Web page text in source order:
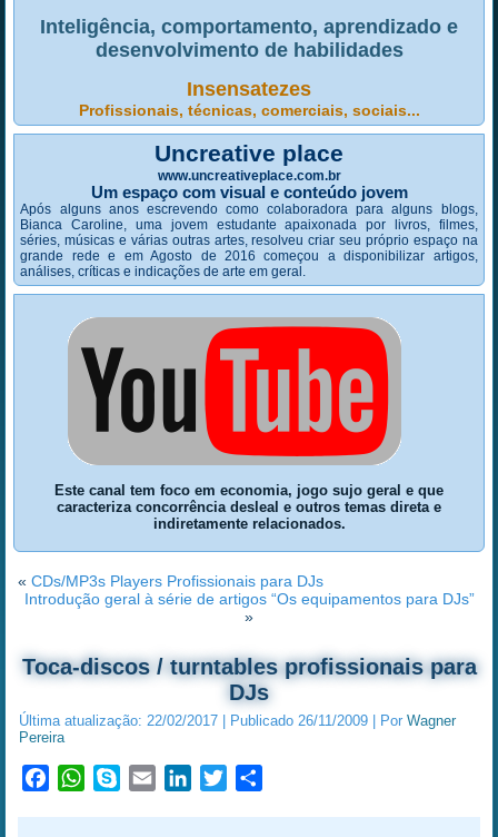
Inteligência, comportamento, aprendizado e
desenvolvimento de habilidades
Insensatezes
Profissionais, técnicas, comerciais, sociais...
Uncreative place
www.uncreativeplace.com.br
Um espaço com visual e conteúdo jovem
Após alguns anos escrevendo como colaboradora para alguns blogs,
Bianca Caroline, uma jovem estudante apaixonada por livros, filmes,
séries, músicas e várias outras artes, resolveu criar seu próprio espaço na
grande rede e em Agosto de 2016 começou a disponibilizar artigos,
análises, críticas e indicações de arte em geral.
Este canal tem foco em economia, jogo sujo geral e que
caracteriza concorrência desleal e outros temas direta e
indiretamente relacionados.
«CDs/MP3s Players Profissionais para DJs
Introdução geral à série de artigos “Os equipamentos para DJs”
»
Toca-discos / turntables profissionais para
DJs
Última atualização: 22/02/2017 Publicado 26/11/2009 Por Wagner
Pereira
FacebookWhatsApp
Skype Email LinkedInTwitter